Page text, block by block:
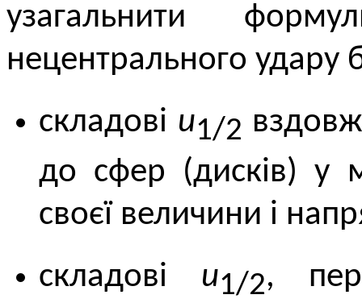
узагальнити
нецентрального
складові u1/2
до сфер (дисків) у
своєї величини і
складові u1/2,